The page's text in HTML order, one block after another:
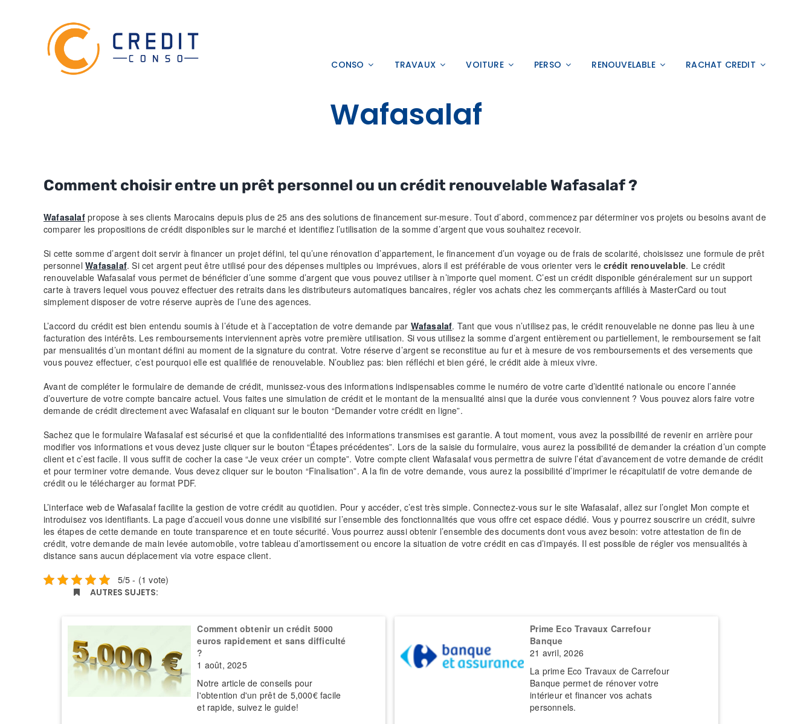
CONSO TRAVAUX VOITURE PERSO RENOUVELABLE RACHAT CREDIT
Wafasalaf
Comment choisir entre un prêt personnel ou un crédit renouvelable Wafasalaf ?
Wafasalafpropose à ses clients Marocains depuis plus de 25 ans des solutions de financement sur-mesure. Tout d’abord, commencez par déterminer vos projets ou besoins avant de
comparer les propositions de crédit disponibles sur le marché et identifiez l’utilisation de la somme d’argent que vous souhaitez recevoir.
Si cette somme d’argent doit servir à financer un projet défini, tel qu’une rénovation d’appartement, le financement d’un voyage ou de frais de scolarité, choisissez une formule de prêt
personnelWafasalaf. Si cet argent peut être utilisé pour des dépenses multiples ou imprévues, alors il est préférable de vous orienter vers lecrédit renouvelable. Le crédit
renouvelable Wafasalaf vous permet de bénéficier d’une somme d’argent que vous pouvez utiliser à n’importe quel moment. C’est un crédit disponible généralement sur un support
carte à travers lequel vous pouvez effectuer des retraits dans les distributeurs automatiques bancaires, régler vos achats chez les commerçants affiliés à MasterCard ou tout
simplement disposer de votre réserve auprès de l’une des agences.
L’accord du crédit est bien entendu soumis à l’étude et à l’acceptation de votre demande par Wafasalaf. Tant que vous n’utilisez pas, le crédit renouvelable ne donne pas lieu à une
facturation des intérêts. Les remboursements interviennent après votre première utilisation. Si vous utilisez la somme d’argent entièrement ou partiellement, le remboursement se fait
par mensualités d’un montant défini au moment de la signature du contrat. Votre réserve d’argent se reconstitue au fur et à mesure de vos remboursements et des versements que
vous pouvez effectuer, c’est pourquoi elle est qualifiée de renouvelable. N’oubliez pas: bien réfléchi et bien géré, le crédit aide à mieux vivre.
Avant de compléter le formulaire de demande de crédit, munissez-vous des informations indispensables comme le numéro de votre carte d’identité nationale ou encore l’année
d’ouverture de votre compte bancaire actuel. Vous faites une simulation de crédit et le montant de la mensualité ainsi que la durée vous conviennent ? Vous pouvez alors faire votre
demande de crédit directement avec Wafasalaf en cliquant sur le bouton “Demander votre crédit en ligne”.
Sachez que le formulaire Wafasalaf est sécurisé et que la confidentialité des informations transmises est garantie. A tout moment, vous avez la possibilité de revenir en arrière pour
modifier vos informations et vous devez juste cliquer sur le bouton “Étapes précédentes”. Lors de la saisie du formulaire, vous aurez la possibilité de demander la création d’un compte
client et c’est facile. Il vous suffit de cocher la case “Je veux créer un compte”. Votre compte client Wafasalaf vous permettra de suivre l’état d’avancement de votre demande de crédit
et pour terminer votre demande. Vous devez cliquer sur le bouton “Finalisation”. A la fin de votre demande, vous aurez la possibilité d’imprimer le récapitulatif de votre demande de
crédit ou le télécharger au format PDF.
L’interface web de Wafasalaf facilite la gestion de votre crédit au quotidien. Pour y accéder, c’est très simple. Connectez-vous sur le site Wafasalaf, allez sur l’onglet Mon compte et
introduisez vos identifiants. La page d’accueil vous donne une visibilité sur l’ensemble des fonctionnalités que vous offre cet espace dédié. Vous y pourrez souscrire un crédit, suivre
les étapes de cette demande en toute transparence et en toute sécurité. Vous pourrez aussi obtenir l’ensemble des documents dont vous avez besoin: votre attestation de fin de
crédit, votre demande de main levée automobile, votre tableau d’amortissement ou encore la situation de votre crédit en cas d’impayés. Il est possible de régler vos mensualités à
distance sans aucun déplacement via votre espace client.
5/5 - (1 vote)
AUTRES SUJETS:
Comment obtenir un crédit 5000
euros rapidement et sans difficulté
?
1 août, 2025
Notre article de conseils pour
l'obtention d'un prêt de 5,000€ facile
et rapide, suivez le guide!
Prime Eco Travaux Carrefour
Banque
21 avril, 2026
La prime Eco Travaux de Carrefour
Banque permet de rénover votre
intérieur et financer vos achats
personnels.